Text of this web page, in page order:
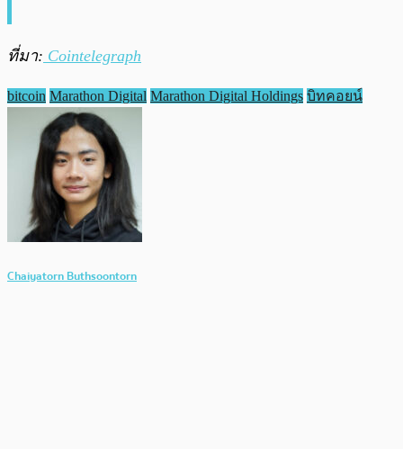
ที่มา: Cointelegraph
bitcoin Marathon Digital Marathon Digital Holdings บิทคอยน์
Chaiyatorn Buthsoontorn